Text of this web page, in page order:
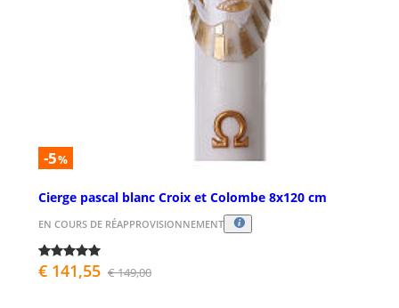
-5%
Cierge pascal blanc Croix et Colombe 8x120 cm
EN COURS DE RÉAPPROVISIONNEMENT
€ 141,55 € 149,00